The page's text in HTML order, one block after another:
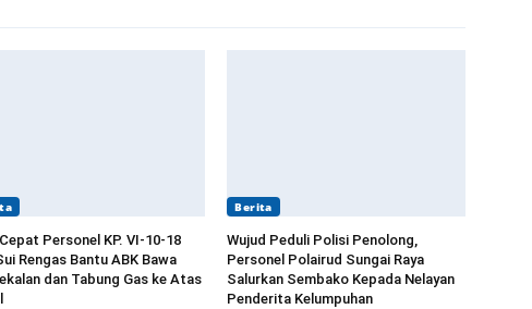
Personel KP. VI-10-18
Rengas Bantu ABK Bawa
dan Tabung Gas ke Atas
Berita
Wujud Peduli Polisi Penolong,
Personel Polairud Sungai Raya
Salurkan Sembako Kepada Nelayan
Penderita Kelumpuhan